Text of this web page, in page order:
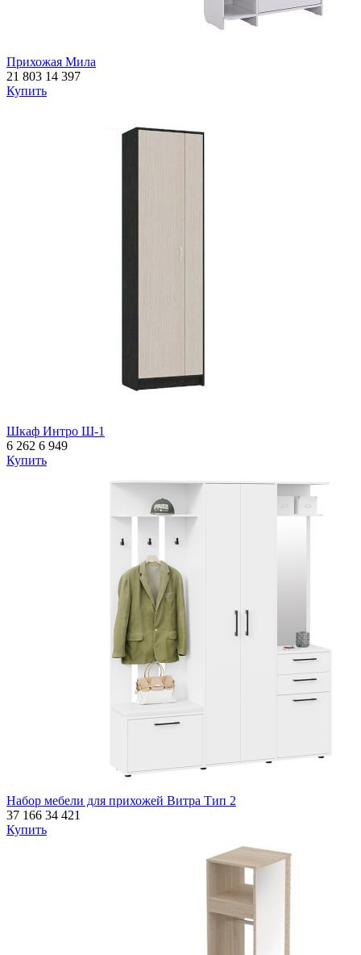
Прихожая Мила
21 803 14 397
Купить
Шкаф Интро Ш-1
6 262 6 949
Купить
Набор мебели для прихожей Витра Тип 2
37 166 34 421
Купить